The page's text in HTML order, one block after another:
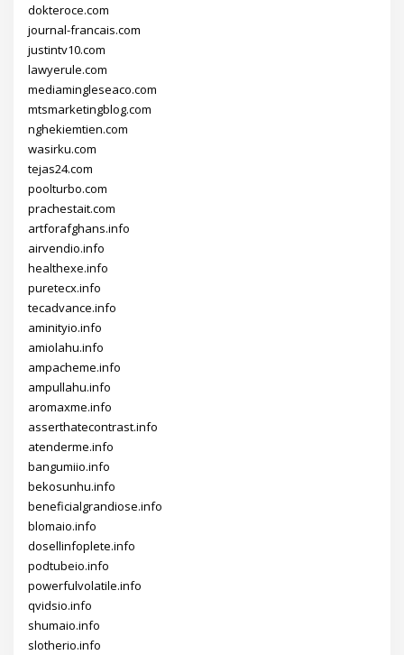
dokteroce.com
journal-francais.com
justintv10.com
lawyerule.com
mediamingleseaco.com
mtsmarketingblog.com
nghekiemtien.com
wasirku.com
tejas24.com
poolturbo.com
prachestait.com
artforafghans.info
airvendio.info
healthexe.info
puretecx.info
tecadvance.info
aminityio.info
amiolahu.info
ampacheme.info
ampullahu.info
aromaxme.info
asserthatecontrast.info
atenderme.info
bangumiio.info
bekosunhu.info
beneficialgrandiose.info
blomaio.info
dosellinfoplete.info
podtubeio.info
powerfulvolatile.info
qvidsio.info
shumaio.info
slotherio.info